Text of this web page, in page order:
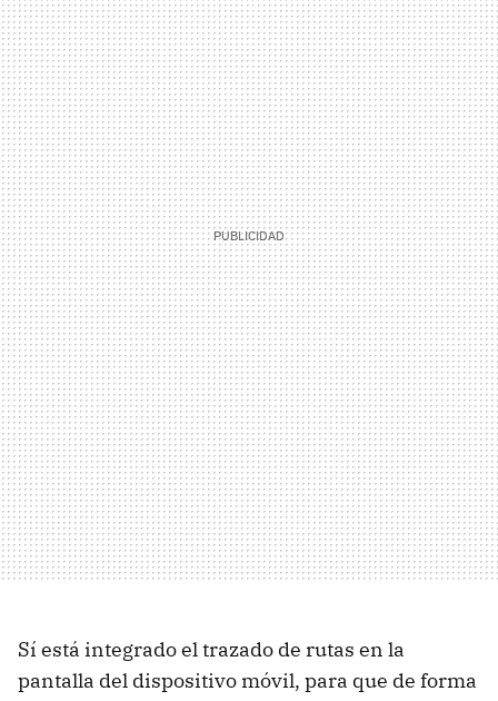
Sí está integrado el trazado de rutas en la
pantalla del dispositivo móvil, para que de forma